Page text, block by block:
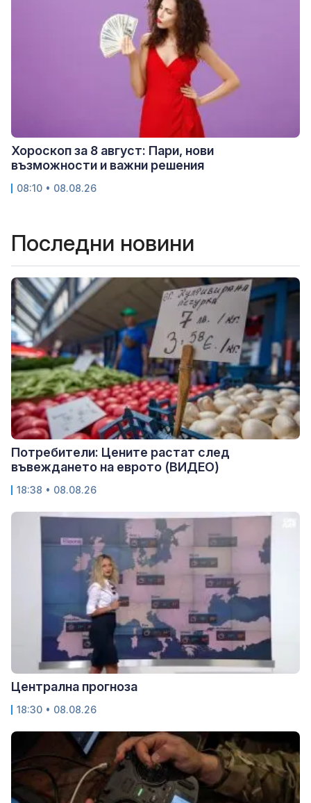
Хороскоп за 8 август: Пари, нови
възможности и важни решения
08:10 • 08.08.26
Последни новини
Потребители: Цените растат след
въвеждането на еврото (ВИДЕО)
18:38 • 08.08.26
Централна прогноза
18:30 • 08.08.26